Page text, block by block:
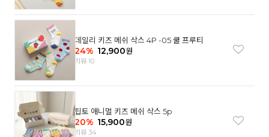
데일리 키즈 메쉬 삭스 4P -05 쿨 프루티
24% 12,900원
리뷰 10
팁토 애니멀 키즈 메쉬 삭스 5p
20% 15,900원
리뷰 34